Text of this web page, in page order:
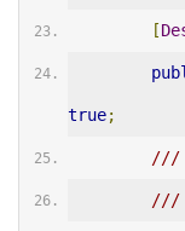
[
true;
///
///